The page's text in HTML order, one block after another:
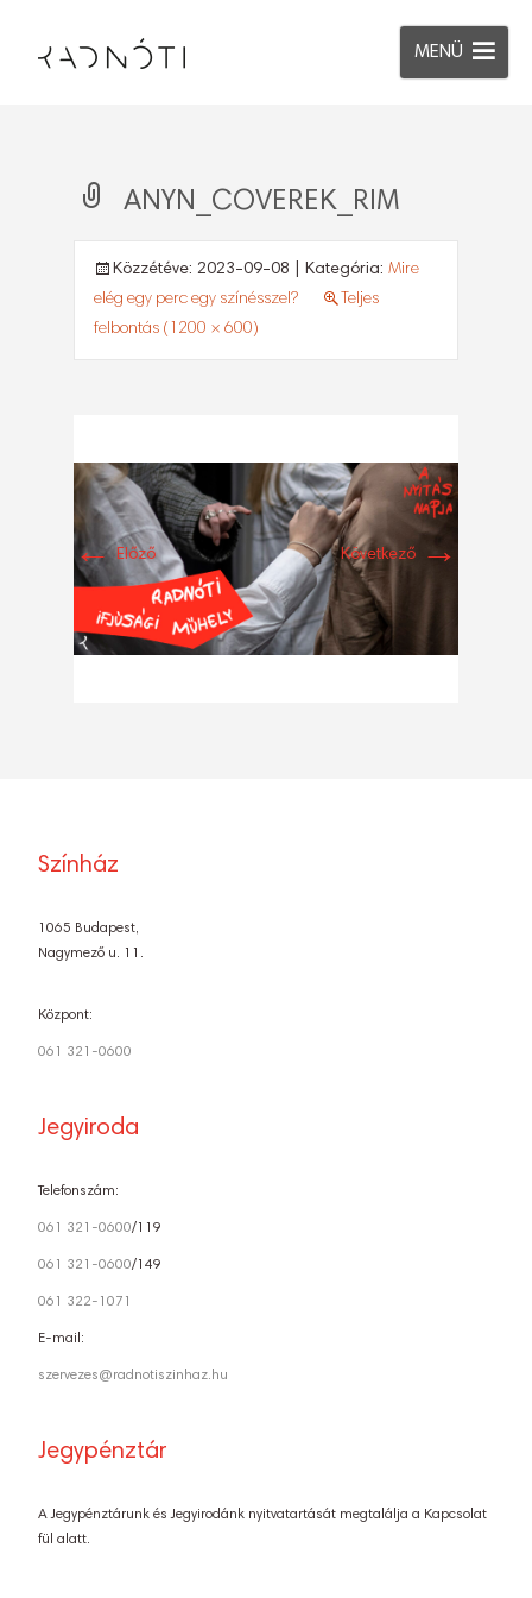
MENÜ
ANYN_COVEREK_RIM
Közzétéve: 2023-09-08 | Kategória: Mire
elég egy perc egy színésszel?
Teljes
felbontás (1200 × 600)
← Előző Következő →
Színház
1065 Budapest,
Nagymező u. 11.
Központ:
061 321-0600
Jegyiroda
Telefonszám:
061 321-0600/119
061 321-0600/149
061 322-1071
E-mail:
szervezes@radnotiszinhaz.hu
Jegypénztár
A Jegypénztárunk és Jegyirodánk nyitvatartását megtalálja a Kapcsolat
fül alatt.